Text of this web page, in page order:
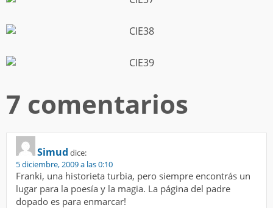
7 comentarios
Simud dice:
5 diciembre, 2009 a las 0:10
Franki, una historieta turbia, pero siempre encontrás un
lugar para la poesía y la magia. La página del padre
dopado es para enmarcar!